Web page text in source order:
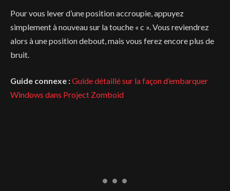
Pour vous lever d’une position accroupie, appuyez
simplement à nouveau sur la touche « c ». Vous reviendrez
alors à une position debout, mais vous ferez encore plus de
bruit.
Guide connexe :Guide détaillé sur la façon d’embarquer
Windows dans Project Zomboid